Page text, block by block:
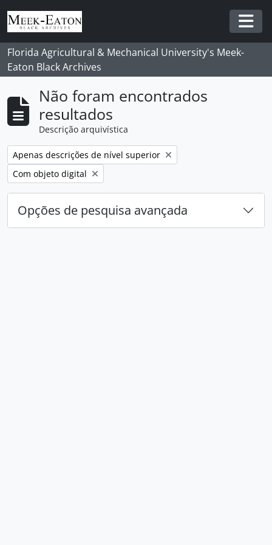
Skip to main content
Florida Agricultural & Mechanical University's Meek-
Eaton Black Archives
Não foram encontrados
resultados
Descrição arquivística
Remover filtro:
Apenas descrições de nível superior
Remover filtro:
Com objeto digital
Opções de pesquisa avançada